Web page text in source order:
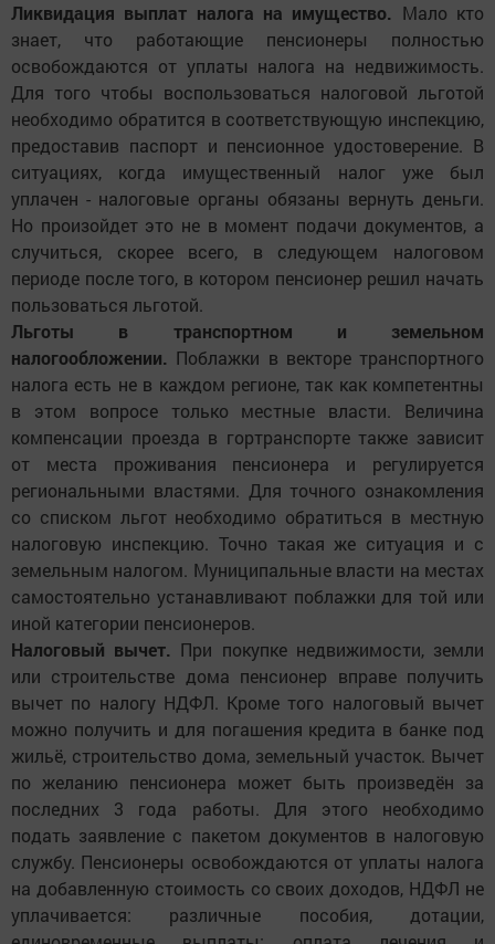
Ликвидация выплат налога на имущество. Мало кто
знает, что работающие пенсионеры полностью
освобождаются от уплаты налога на недвижимость.
Для того чтобы воспользоваться налоговой льготой
необходимо обратится в соответствующую инспекцию,
предоставив паспорт и пенсионное удостоверение. В
ситуациях, когда имущественный налог уже был
уплачен - налоговые органы обязаны вернуть деньги.
Но произойдет это не в момент подачи документов, а
случиться, скорее всего, в следующем налоговом
периоде после того, в котором пенсионер решил начать
пользоваться льготой.
Льготы в транспортном и земельном
налогообложении. Поблажки в векторе транспортного
налога есть не в каждом регионе, так как компетентны
в этом вопросе только местные власти. Величина
компенсации проезда в гортранспорте также зависит
от места проживания пенсионера и регулируется
региональными властями. Для точного ознакомления
со списком льгот необходимо обратиться в местную
налоговую инспекцию. Точно такая же ситуация и с
земельным налогом. Муниципальные власти на местах
самостоятельно устанавливают поблажки для той или
иной категории пенсионеров.
Налоговый вычет. При покупке недвижимости, земли
или строительстве дома пенсионер вправе получить
вычет по налогу НДФЛ. Кроме того налоговый вычет
можно получить и для погашения кредита в банке под
жильё, строительство дома, земельный участок. Вычет
по желанию пенсионера может быть произведён за
последних 3 года работы. Для этого необходимо
подать заявление с пакетом документов в налоговую
службу. Пенсионеры освобождаются от уплаты налога
на добавленную стоимость со своих доходов, НДФЛ не
уплачивается: различные пособия, дотации,